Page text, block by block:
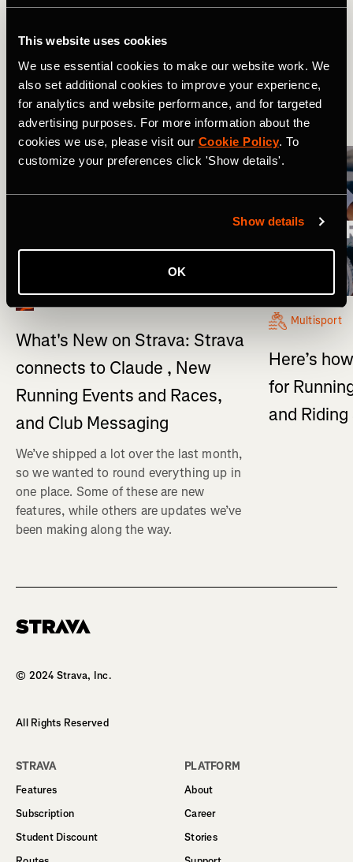
This website uses cookies
We use essential cookies to make our website work. We
also set additional cookies to improve your experience,
for analytics and website performance, and for targeted
advertising purposes. For more information about the
cookies we use, please visit our Cookie Policy. To
customize your preferences click 'Show details'.
Show details
OK
Related Tags
Cosa c'è di nuovo Multisport
More Stories
What's New on Strava: Strava
connects to Claude , New
Running Events and Races,
and Club Messaging
We’ve shipped a lot over the last month,
so we wanted to round everything up in
one place. Some of these are new
features, while others are updates we’ve
been making along the way.
Multisport
Here’s
for
and
© 2024 Strava, Inc.
All Rights Reserved
STRAVA
Features
Subscription
Student Discount
PLATFORM
About
Career
Stories